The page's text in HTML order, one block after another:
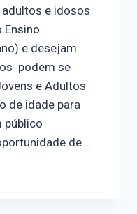
e idosos
Ensino
e desejam
podem se
e Adultos
de idade para
público
de…